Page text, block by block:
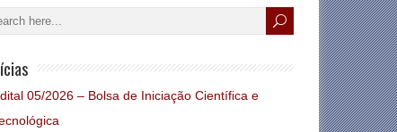
05/2026 – Bolsa de Iniciação Científica e